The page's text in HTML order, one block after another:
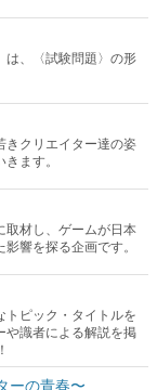
は、〈試験問題〉の形
きクリエイター達の姿
ます。
取材し、ゲームが日本
響を探る企画です。
トピック・タイトルを
や識者による解説を掲
ーの青春〜